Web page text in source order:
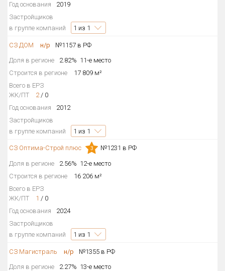
Год основания
2019
Застройщиков
в группе компаний
1 из 1
СЗ ДОМ н/р
№1157 в РФ
Доля в регионе
2.82% 11-е место
Строится в регионе
17 809 м²
Всего в ЕРЗ
ЖК/ПТ
2/ 0
Год основания
2012
Застройщиков
в группе компаний
1 из 1
СЗ Оптима-Строй плюс 3 №1231 в РФ
Доля в регионе 2.56% 12-е место
Строится в регионе
16 206 м²
Всего в ЕРЗ
ЖК/ПТ
1 / 0
Год основания
2024
Застройщиков
в группе компаний
1 из 1
СЗ Магистраль н/р
№1355 в РФ
Доля в регионе
2.27% 13-е место